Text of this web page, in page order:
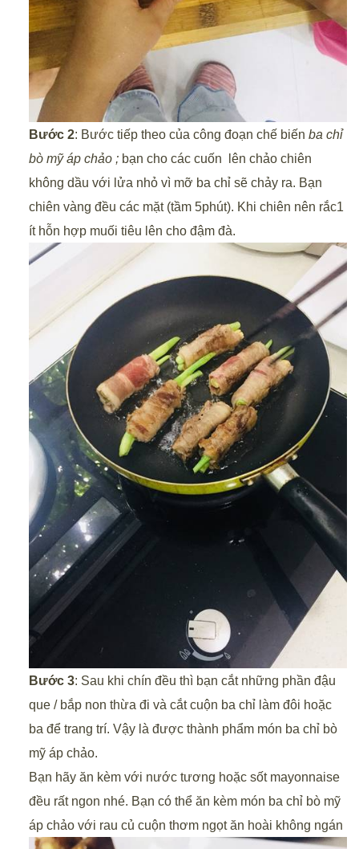
Bước 2: Bước tiếp theo của công đoạn chế biến ba chỉ
bò mỹ áp chảo ;bạn cho các cuốn lên chảo chiên
không dầu với lửa nhỏ vì mỡ ba chỉ sẽ chảy ra. Bạn
chiên vàng đều các mặt (tầm 5phút). Khi chiên nên rắc1
ít hỗn hợp muối tiêu lên cho đậm đà.
Bước 3: Sau khi chín đều thì bạn cắt những phần đậu
que / bắp non thừa đi và cắt cuộn ba chỉ làm đôi hoặc
ba để trang trí. Vậy là được thành phẩm món ba chỉ bò
mỹ áp chảo.
Bạn hãy ăn kèm với nước tương hoặc sốt mayonnaise
đều rất ngon nhé. Bạn có thể ăn kèm món ba chỉ bò mỹ
áp chảo với rau củ cuộn thơm ngọt ăn hoài không ngán